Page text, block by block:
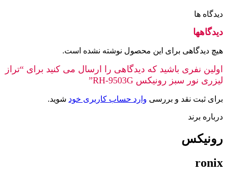
دیدگاه ها
دیدگاهها
هیچ دیدگاهی برای این محصول نوشته نشده است.
اولین نفری باشید که دیدگاهی را ارسال می کنید برای “تراز
لیزری نور سبز رونیکس RH-9503G”
برای ثبت نقد و بررسی وارد حساب کاربری خود شوید.
درباره برند
رونیکس
ronix